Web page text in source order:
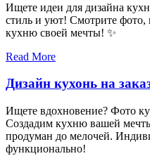
Ищете идеи для дизайна
стиль и уют! Смотрите фото,
кухню своей мечты! ✨
Read More
Дизайн кухонь на
Ищете вдохновение? Фото
Создадим кухню вашей
продуман до мелочей.
функционально!